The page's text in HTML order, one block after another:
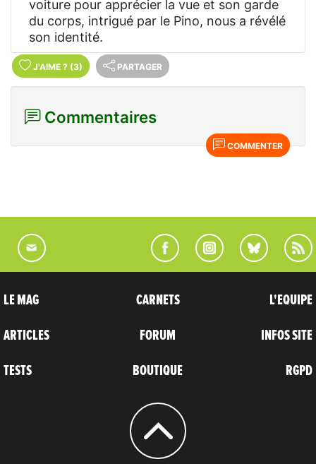
voiture pour apprécier la vue et son garde
du corps, intrigué par le Pino, nous a révélé
son identité.
J'AIME ? (3) PARTAGER
Commentaires
COMMENTER
LE MAG
ARTICLES
TESTS
CARNETS
FORUM
BOUTIQUE
L'EQUIPE
INFOS SITE
RGPD